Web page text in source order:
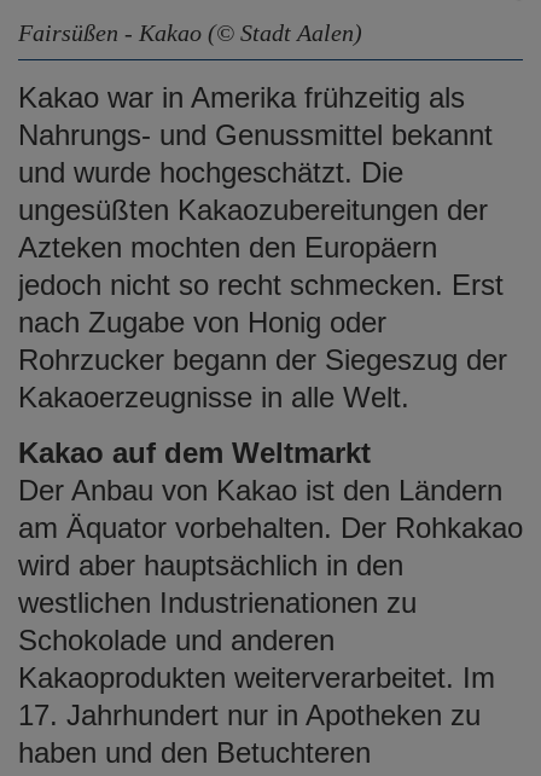
Fairsüßen - Kakao (© Stadt Aalen)
Kakao war in Amerika frühzeitig als
Nahrungs- und Genussmittel bekannt
und wurde hochgeschätzt. Die
ungesüßten Kakaozubereitungen der
Azteken mochten den Europäern
jedoch nicht so recht schmecken. Erst
nach Zugabe von Honig oder
Rohrzucker begann der Siegeszug der
Kakaoerzeugnisse in alle Welt.
Kakao auf dem Weltmarkt
Der Anbau von Kakao ist den Ländern
am Äquator vorbehalten. Der Rohkakao
wird aber hauptsächlich in den
westlichen Industrienationen zu
Schokolade und anderen
Kakaoprodukten weiterverarbeitet. Im
17. Jahrhundert nur in Apotheken zu
haben und den Betuchteren